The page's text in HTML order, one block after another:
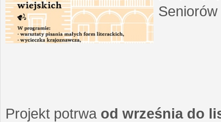
Projekt potrwa od września do